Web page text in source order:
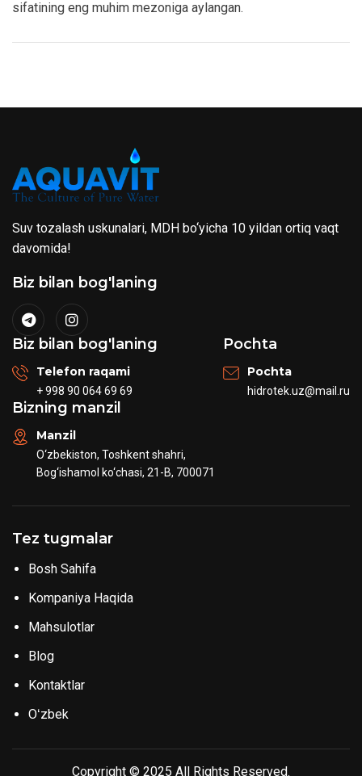
sifatining eng muhim mezoniga aylangan.
Suv tozalash uskunalari, MDH bo‘yicha 10 yildan ortiq vaqt
davomida!
Biz bilan bog'laning
Biz bilan bog'laning
Telefon raqami
+ 998 90 064 69 69
Pochta
Pochta
hidrotek.uz@mail.ru
Bizning manzil
Manzil
O‘zbekiston, Toshkent shahri,
Bog‘ishamol ko‘chasi, 21-B, 700071
Tez tugmalar
Bosh Sahifa
Kompaniya Haqida
Mahsulotlar
Blog
Kontaktlar
Oʻzbek
Copyright © 2025 All Rights Reserved.